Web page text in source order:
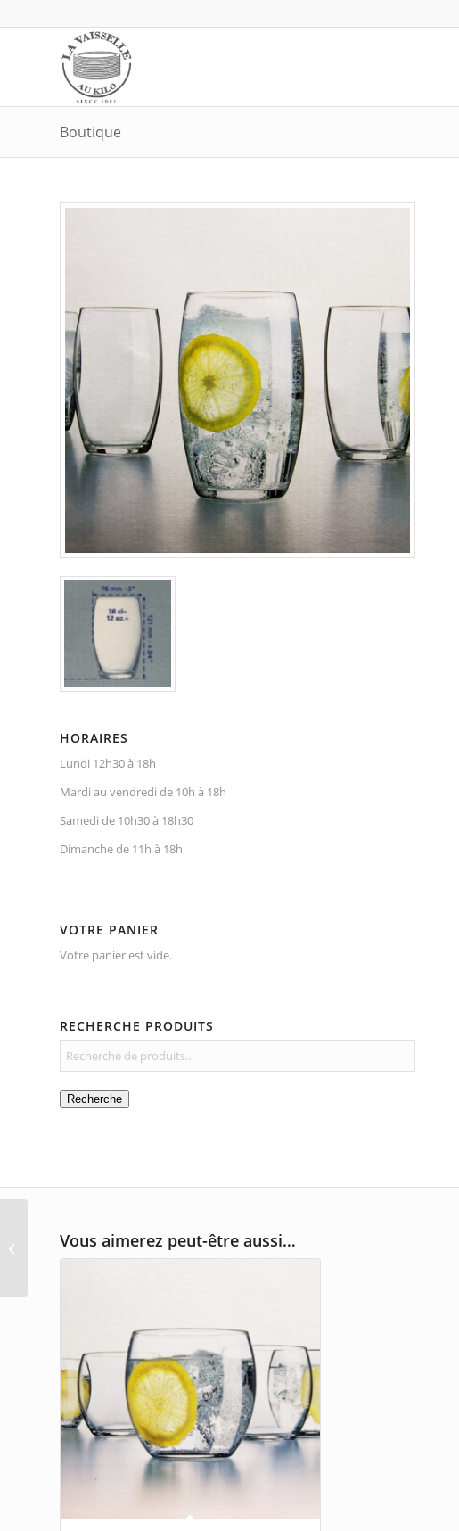
Boutique
HORAIRES
Lundi 12h30 à 18h
Mardi au vendredi de 10h à 18h
Samedi de 10h30 à 18h30
Dimanche de 11h à 18h
VOTRE PANIER
Votre panier est vide.
RECHERCHE PRODUITS
Recherche
Vous aimerez peut-être aussi…
Verre à eau rond Vina